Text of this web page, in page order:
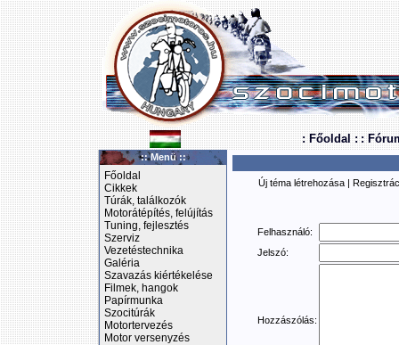
: Főoldal : :
:: Menü ::
Főoldal
Cikkek
Túrák, találkozók
Motorátépítés, felújítás
Tuning, fejlesztés
Szerviz
Vezetéstechnika
Galéria
Szavazás kiértékelése
Filmek, hangok
Papírmunka
Szocitúrák
Motortervezés
Motor versenyzés
Új téma létrehozása |
Felhasználó:
Jelszó:
Hozzászólás: